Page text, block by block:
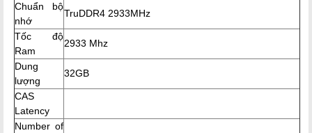
Chuẩn bộ
nhớ
TruDDR4 2933MHz
Tốc độ
Ram
2933 Mhz
Dung
lượng
32GB
CAS
Latency
Number of